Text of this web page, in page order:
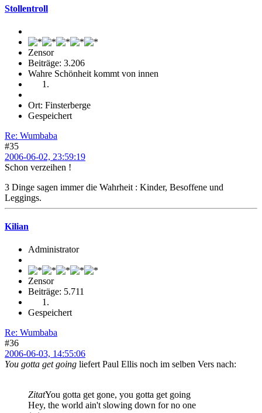
Stollentroll
Zensor
Beiträge: 3.206
Wahre Schönheit kommt von innen
Ort: Finsterberge
Gespeichert
Re: Wumbaba
#35
2006-06-02, 23:59:19
Schon verzeihen !
3 Dinge sagen immer die Wahrheit : Kinder, Besoffene und
Leggings.
Kilian
Administrator
Zensor
Beiträge: 5.711
Gespeichert
Re: Wumbaba
#36
2006-06-03, 14:55:06
You gotta get going liefert Paul Ellis noch im selben Vers nach:
ZitatYou gotta get gone, you gotta get going
Hey, the world ain't slowing down for no one